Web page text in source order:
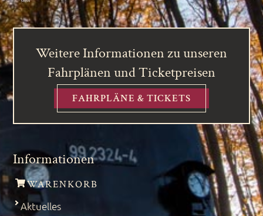
Weitere Informationen zu unseren
Fahrplänen und Ticketpreisen
FAHRPLÄNE & TICKETS
Informationen
WARENKORB
Aktuelles